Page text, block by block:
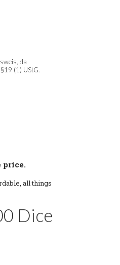
da
(1) UStG.
price.
all things
Dice